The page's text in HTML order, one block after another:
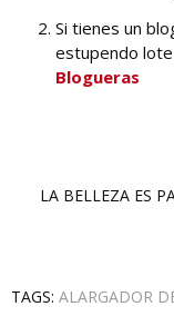
Si tienes un
estupendo
Blogueras
LA BELLEZA ES
TAGS: ALARGADOR